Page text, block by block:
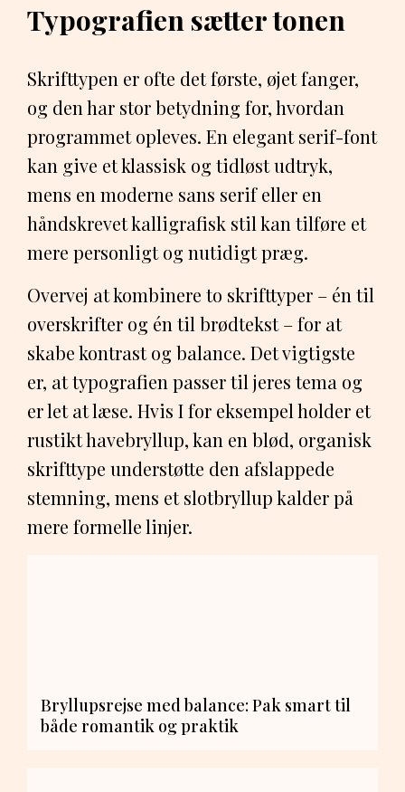
Typografien sætter tonen
Skrifttypen er ofte det første, øjet fanger,
og den har stor betydning for, hvordan
programmet opleves. En elegant serif-font
kan give et klassisk og tidløst udtryk,
mens en moderne sans serif eller en
håndskrevet kalligrafisk stil kan tilføre et
mere personligt og nutidigt præg.
Overvej at kombinere to skrifttyper – én til
overskrifter og én til brødtekst – for at
skabe kontrast og balance. Det vigtigste
er, at typografien passer til jeres tema og
er let at læse. Hvis I for eksempel holder et
rustikt havebryllup, kan en blød, organisk
skrifttype understøtte den afslappede
stemning, mens et slotbryllup kalder på
mere formelle linjer.
Bryllupsrejse med balance: Pak smart til
både romantik og praktik